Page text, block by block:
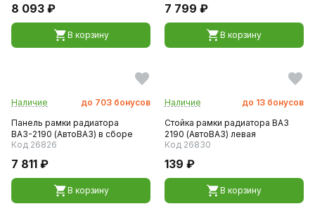
8 093 ₽
В корзину
7 799 ₽
В корзину
Наличие до 703 бонусов
Панель рамки радиатора
ВАЗ-2190 (АвтоВАЗ) в сборе
Код 26826
7 811 ₽
В корзину
Наличие до 13 бонусов
Стойка рамки радиатора ВАЗ
2190 (АвтоВАЗ) левая
Код 26830
139 ₽
В корзину